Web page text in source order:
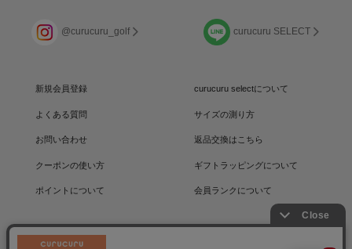
@curucuru_golf curucuru SELECT
新規会員登録 curucuru selectについて
よくある質問 サイズの測り方
お問い合わせ 返品交換はこちら
クーポンの使い方 ギフトラッピングについて
ポイントについて 会員ランクについて